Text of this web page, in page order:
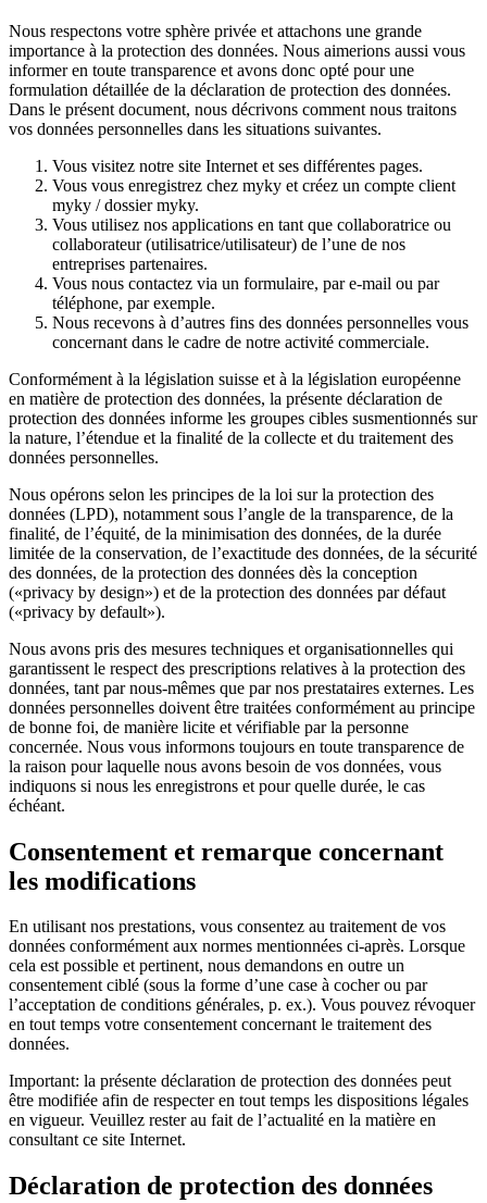
Nous respectons votre sphère privée et attachons une grande
importance à la protection des données. Nous aimerions aussi vous
informer en toute transparence et avons donc opté pour une
formulation détaillée de la déclaration de protection des données.
Dans le présent document, nous décrivons comment nous traitons
vos données personnelles dans les situations suivantes.
Vous visitez notre site Internet et ses différentes pages.
Vous vous enregistrez chez myky et créez un compte client
myky / dossier myky.
Vous utilisez nos applications en tant que collaboratrice ou
collaborateur (utilisatrice/utilisateur) de l’une de nos
entreprises partenaires.
Vous nous contactez via un formulaire, par e-mail ou par
téléphone, par exemple.
Nous recevons à d’autres fins des données personnelles vous
concernant dans le cadre de notre activité commerciale.
Conformément à la législation suisse et à la législation européenne
en matière de protection des données, la présente déclaration de
protection des données informe les groupes cibles susmentionnés sur
la nature, l’étendue et la finalité de la collecte et du traitement des
données personnelles.
Nous opérons selon les principes de la loi sur la protection des
données (LPD), notamment sous l’angle de la transparence, de la
finalité, de l’équité, de la minimisation des données, de la durée
limitée de la conservation, de l’exactitude des données, de la sécurité
des données, de la protection des données dès la conception
(«privacy by design») et de la protection des données par défaut
(«privacy by default»).
Nous avons pris des mesures techniques et organisationnelles qui
garantissent le respect des prescriptions relatives à la protection des
données, tant par nous-mêmes que par nos prestataires externes. Les
données personnelles doivent être traitées conformément au principe
de bonne foi, de manière licite et vérifiable par la personne
concernée. Nous vous informons toujours en toute transparence de
la raison pour laquelle nous avons besoin de vos données, vous
indiquons si nous les enregistrons et pour quelle durée, le cas
échéant.
Consentement et remarque concernant
les modifications
En utilisant nos prestations, vous consentez au traitement de vos
données conformément aux normes mentionnées ci-après. Lorsque
cela est possible et pertinent, nous demandons en outre un
consentement ciblé (sous la forme d’une case à cocher ou par
l’acceptation de conditions générales, p. ex.). Vous pouvez révoquer
en tout temps votre consentement concernant le traitement des
données.
Important: la présente déclaration de protection des données peut
être modifiée afin de respecter en tout temps les dispositions légales
en vigueur. Veuillez rester au fait de l’actualité en la matière en
consultant ce site Internet.
Déclaration de protection des données